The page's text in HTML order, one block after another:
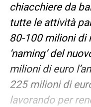
chiacchiere da
tutte le attività
80-100 milioni di
‘naming’ del
milioni di euro
225 milioni di
lavorando per